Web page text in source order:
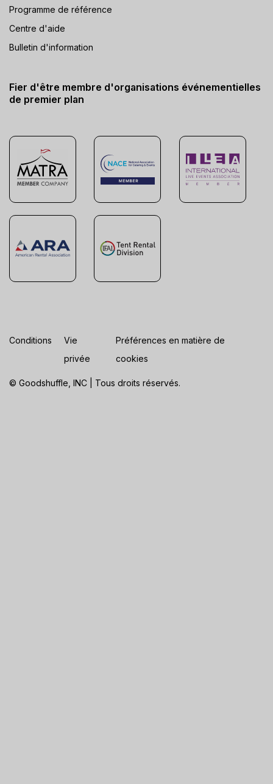
Programme de référence
Centre d'aide
Bulletin d'information
Fier d'être membre d'organisations événementielles
de premier plan
© Goodshuffle, INC | Tous droits réservés.
Conditions
Vie
privée
Préférences en matière de
cookies